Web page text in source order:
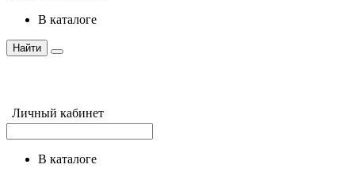
в каталоге
Найти
Личный кабинет
в каталоге